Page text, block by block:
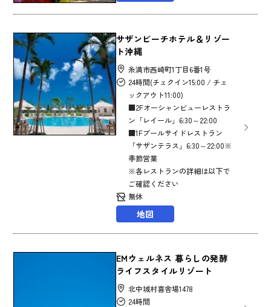
サザンビーチホテル＆リゾー
ト沖縄
糸満市西崎町1丁目6番1号
24時間(チェクイン15:00 / チェ
ックアウト11:00)
■2Fオーシャンビューレストラ
ン「レイール」6:30～22:00
■1Fプールサイドレストラン
「サザンテラス」6:30～22:00※
季節営業
※各レストランの詳細は以下で
ご確認ください
無休
地図
EMウェルネス 暮らしの発酵
ライフスタイルリゾート
北中城村喜舎場1478
24時間